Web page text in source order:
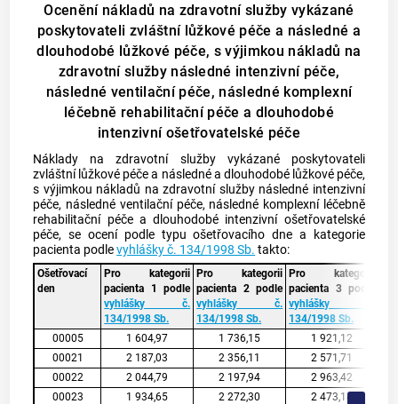
Ocenění nákladů na zdravotní služby vykázané
poskytovateli zvláštní lůžkové péče a následné a
dlouhodobé lůžkové péče, s výjimkou nákladů na
zdravotní služby následné intenzivní péče,
následné ventilační péče, následné komplexní
léčebně rehabilitační péče a dlouhodobé
intenzivní ošetřovatelské péče
Náklady na zdravotní služby vykázané poskytovateli
zvláštní lůžkové péče a následné a dlouhodobé lůžkové péče,
s výjimkou nákladů na zdravotní služby následné intenzivní
péče, následné ventilační péče, následné komplexní léčebně
rehabilitační péče a dlouhodobé intenzivní ošetřovatelské
péče, se ocení podle typu ošetřovacího dne a kategorie
pacienta podlevyhlášky č. 134/1998 Sb. takto:
Ošetřovací
den
Pro kategorii
pacienta 1 podle
vyhlášky č.
134/1998 Sb.
Pro kategorii
pacienta 2 podle
vyhlášky č.
134/1998 Sb.
Pro kategorii
pacienta 3 podle
vyhlášky č.
134/1998 Sb.
00005
1 604,97 1 736,15
1 921,12
00021
2 187,03 2 356,11
2 571,71
00022
2 044,79 2 197,94
2 963,42
00023
1 934,65 2 272,30
2 473,14